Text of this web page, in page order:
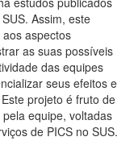
Assim, este
aspectos
as suas possíveis
das equipes
seus efeitos e
projeto é fruto de
equipe, voltadas
de PICS no SUS.